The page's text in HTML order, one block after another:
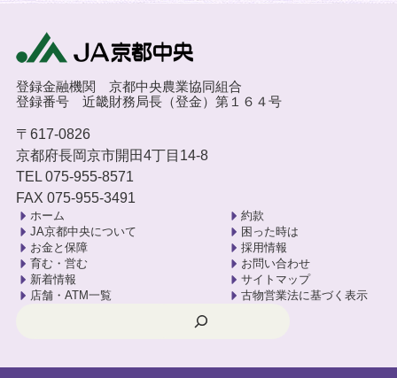
登録金融機関 京都中央農業協同組合
登録番号 近畿財務局長（登金）第１６４号
〒617-0826
京都府長岡京市開田4丁目14-8
TEL 075-955-8571
FAX 075-955-3491
ホーム
JA京都中央について
お金と保障
育む・営む
新着情報
店舗・ATM一覧
約款
困った時は
採用情報
お問い合わせ
サイトマップ
古物営業法に基づく表示